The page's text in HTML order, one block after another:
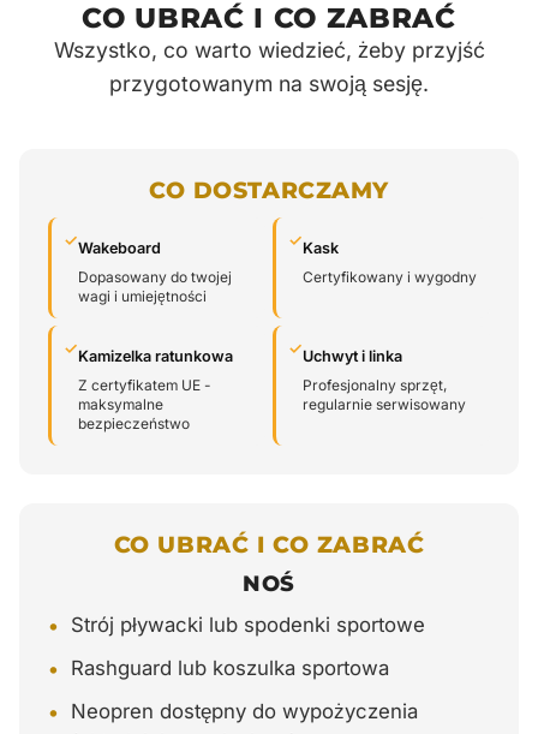
CO UBRAĆ I CO ZABRAĆ
Wszystko, co warto wiedzieć, żeby przyjść
przygotowanym na swoją sesję.
CO DOSTARCZAMY
✓Wakeboard
Dopasowany do twojej
wagi i umiejętności
✓Kask
Certyfikowany i wygodny
✓Kamizelka ratunkowa
Z certyfikatem UE -
maksymalne
bezpieczeństwo
✓Uchwyt i linka
Profesjonalny sprzęt,
regularnie serwisowany
CO UBRAĆ I CO ZABRAĆ
NOŚ
• Strój pływacki lub spodenki sportowe
• Rashguard lub koszulka sportowa
• Neopren dostępny do wypożyczenia